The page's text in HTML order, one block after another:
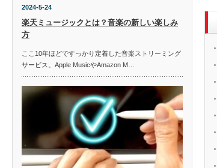
2024-5-24
楽天ミュージックとは？音楽の新しい楽しみ
方
ここ10年ほどですっかり定着した音楽ストリーミング
サービス。Apple MusicやAmazon M…